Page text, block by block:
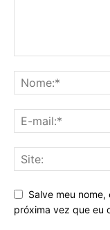
Salve meu
próxima vez que eu